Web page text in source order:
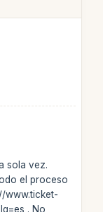
sola vez.
el proceso
www.ticket-
. No